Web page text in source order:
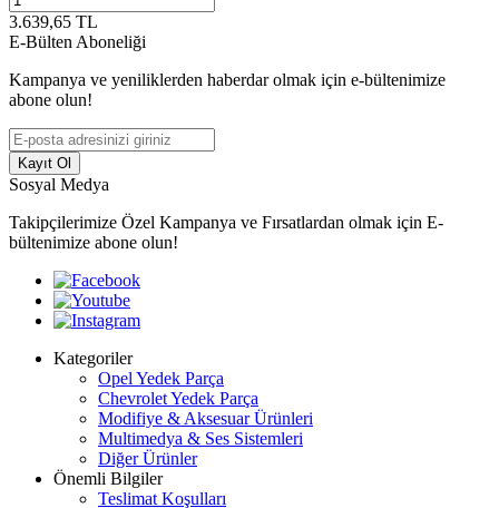
3.639,65 TL
E-Bülten Aboneliği
Kampanya ve yeniliklerden haberdar olmak için e-bültenimize
abone olun!
Kayıt Ol
Sosyal Medya
Takipçilerimize Özel Kampanya ve Fırsatlardan olmak için E-
bültenimize abone olun!
Kategoriler
Opel Yedek Parça
Chevrolet Yedek Parça
Modifiye & Aksesuar Ürünleri
Multimedya & Ses Sistemleri
Diğer Ürünler
Önemli Bilgiler
Teslimat Koşulları